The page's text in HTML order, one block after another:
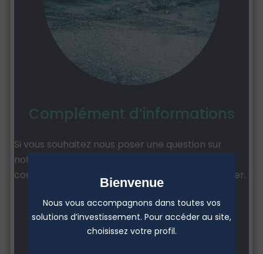
Complément d’informations
Si vous souhaitez nous poser une question sur
notre offre ou obtenir des informations
complémentaires, n’hésitez pas à nous contacter.
Nous contacter
Bienvenue
Nous vous accompagnons dans toutes vos
solutions d’investissement. Pour accéder au site,
choisissez votre profil.